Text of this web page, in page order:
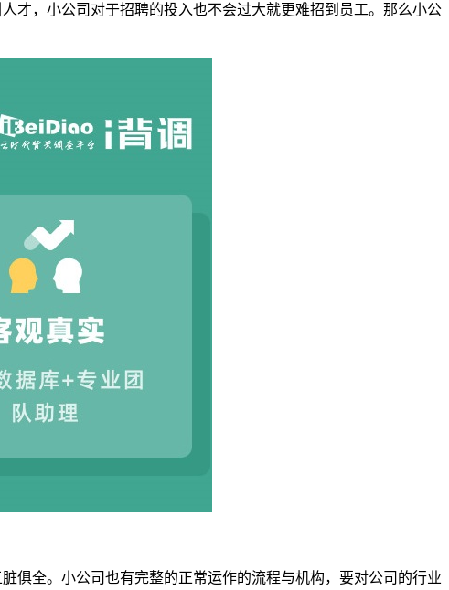
才，小公司对于招聘的投入也不会过大就更难招到员工。那么小公
俱全。小公司也有完整的正常运作的流程与机构，要对公司的行业